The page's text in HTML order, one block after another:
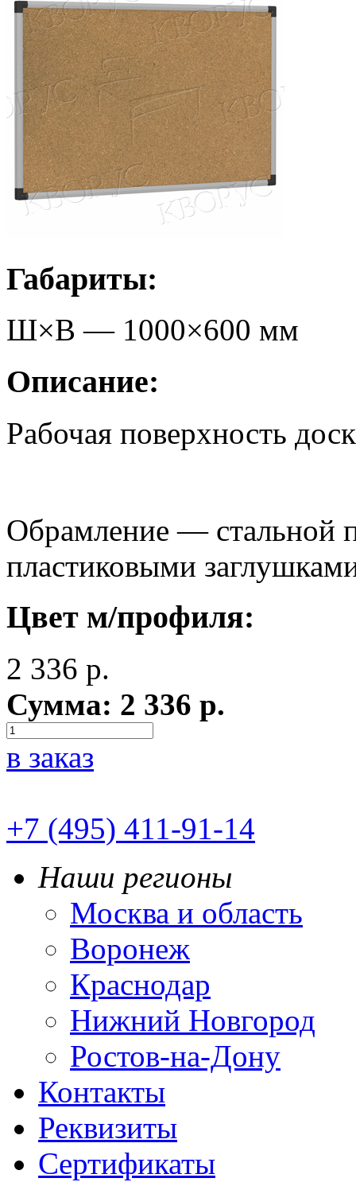
Габариты:
Ш×В — 1000×600 мм
Описание:
Рабочая поверхность
Обрамление — стальной
пластиковыми
Цвет м/профиля:
2 336 р.
Сумма: 2 336 р.
в заказ
+7 (495) 411-91-14
Наши регионы
Москва и область
Воронеж
Краснодар
Нижний Новгород
Ростов-на-Дону
Контакты
Реквизиты
Сертификаты